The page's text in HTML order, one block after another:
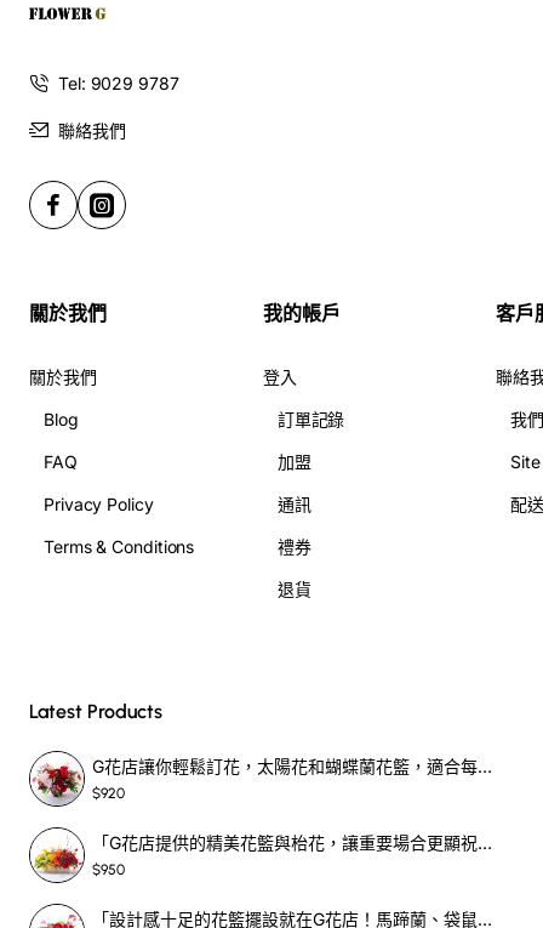
Tel: 9029 9787
聯絡我們
關於我們
關於我們
Blog
FAQ
Privacy Policy
Terms & Conditions
我的帳戶
登入
訂單記錄
加盟
通訊
禮券
退貨
客戶
聯絡
我
配
Latest Products
G花店讓你輕鬆訂花，太陽花和蝴蝶蘭花籃，適合每個重要時刻！-SF390
$920
「G花店提供的精美花籃與枱花，讓重要場合更顯祝賀與喜悅，適合各種用場！」-SF398
$950
「設計感十足的花籃擺設就在G花店！馬蹄蘭、袋鼠爪、罌粟花，為你的重大場合增光添彩！」-SF209